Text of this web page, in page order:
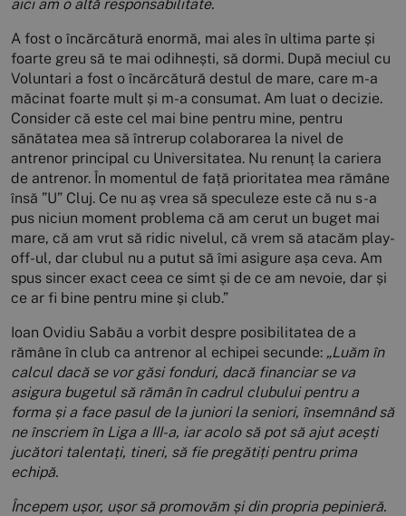
aici am o altă responsabilitate.
A fost o încărcătură enormă, mai ales în ultima parte și
foarte greu să te mai odihnești, să dormi. După meciul cu
Voluntari a fost o încărcătură destul de mare, care m-a
măcinat foarte mult și m-a consumat. Am luat o decizie.
Consider că este cel mai bine pentru mine, pentru
sănătatea mea să întrerup colaborarea la nivel de
antrenor principal cu Universitatea. Nu renunț la cariera
de antrenor. În momentul de față prioritatea mea rămâne
însă ”U” Cluj. Ce nu aș vrea să speculeze este că nu s-a
pus niciun moment problema că am cerut un buget mai
mare, că am vrut să ridic nivelul, că vrem să atacăm play-
off-ul, dar clubul nu a putut să îmi asigure așa ceva. Am
spus sincer exact ceea ce simt și de ce am nevoie, dar și
ce ar fi bine pentru mine și club.”
Ioan Ovidiu Sabău a vorbit despre posibilitatea de a
rămâne în club ca antrenor al echipei secunde: „Luăm în
calcul dacă se vor găsi fonduri, dacă financiar se va
asigura bugetul să rămân în cadrul clubului pentru a
forma și a face pasul de la juniori la seniori, însemnând să
ne înscriem în Liga a III-a, iar acolo să pot să ajut acești
jucători talentați, tineri, să fie pregătiți pentru prima
echipă.
Începem ușor, ușor să promovăm și din propria pepinieră.